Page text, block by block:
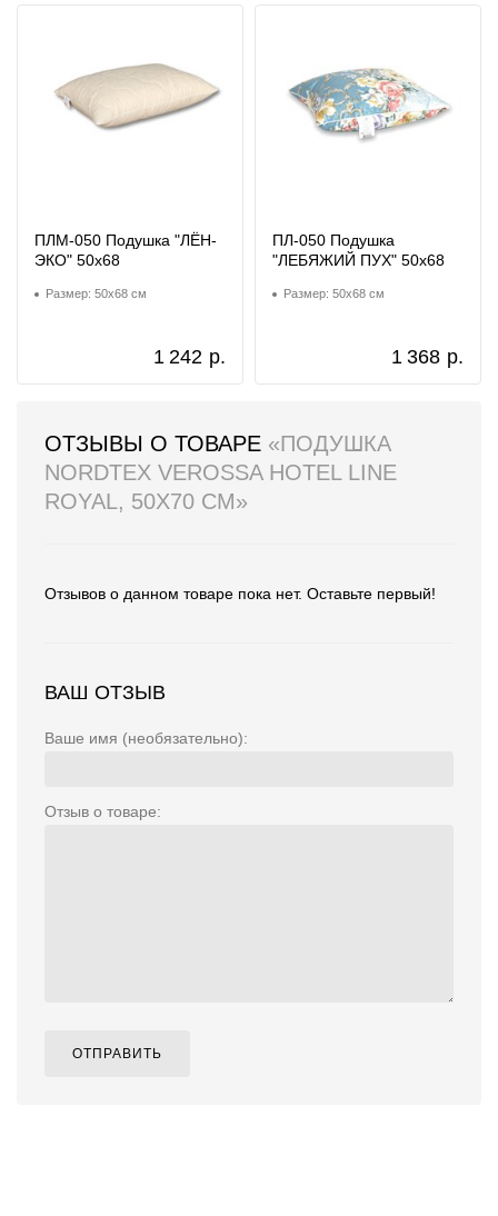
ПЛМ-050 Подушка "ЛЁН-
ЭКО" 50х68
Размер: 50x68 см
1 242 р.
ПЛ-050 Подушка
"ЛЕБЯЖИЙ ПУХ" 50х68
Размер: 50x68 см
1 368 р.
ОТЗЫВЫ О ТОВАРЕ «ПОДУШКА
NORDTEX VEROSSA HOTEL LINE
ROYAL, 50X70 СМ»
Отзывов о данном товаре пока нет. Оставьте первый!
ВАШ ОТЗЫВ
Ваше имя (необязательно):
Отзыв о товаре:
ОТПРАВИТЬ